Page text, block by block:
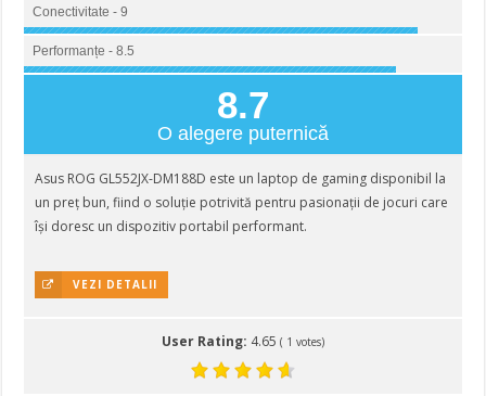
Conectivitate - 9
Performanțe - 8.5
8.7
O alegere puternică
Asus ROG GL552JX-DM188D este un laptop de gaming disponibil la
un preț bun, fiind o soluție potrivită pentru pasionații de jocuri care
își doresc un dispozitiv portabil performant.
VEZI DETALII
User Rating: 4.65 ( 1 votes)